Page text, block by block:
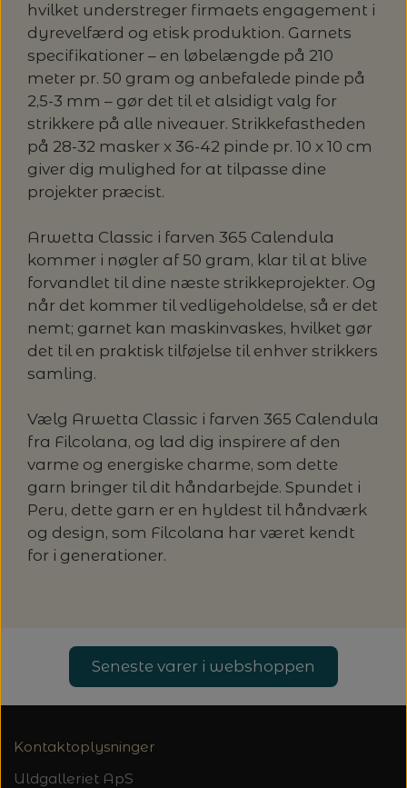
hvilket understreger firmaets engagement i
dyrevelfærd og etisk produktion. Garnets
specifikationer – en løbelængde på 210
meter pr. 50 gram og anbefalede pinde på
2,5-3 mm – gør det til et alsidigt valg for
strikkere på alle niveauer. Strikkefastheden
på 28-32 masker x 36-42 pinde pr. 10 x 10 cm
giver dig mulighed for at tilpasse dine
projekter præcist.
Arwetta Classic i farven 365 Calendula
kommer i nøgler af 50 gram, klar til at blive
forvandlet til dine næste strikkeprojekter. Og
når det kommer til vedligeholdelse, så er det
nemt; garnet kan maskinvaskes, hvilket gør
det til en praktisk tilføjelse til enhver strikkers
samling.
Vælg Arwetta Classic i farven 365 Calendula
fra Filcolana, og lad dig inspirere af den
varme og energiske charme, som dette
garn bringer til dit håndarbejde. Spundet i
Peru, dette garn er en hyldest til håndværk
og design, som Filcolana har været kendt
for i generationer.
Seneste varer i webshoppen
Kontaktoplysninger
Uldgalleriet ApS